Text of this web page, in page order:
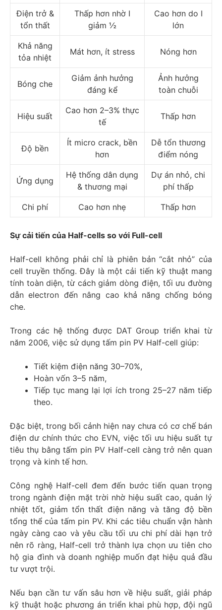
Điện trở &
tổn thất
Thấp hơn nhờ I
giảm ½
Cao hơn do I
lớn
Khả năng
tỏa nhiệt
Mát hơn, ít stress Nóng hơn
Bóng che
Giảm ảnh hưởng
đáng kể
Ảnh hưởng
toàn chuỗi
Hiệu suất
Cao hơn 2–3% thực
tế
Thấp hơn
Độ bền
Ít micro crack, bền
hơn
Dễ tổn thương
điểm nóng
Ứng dụng
Hệ thống dân dụng
& thương mại
Dự án nhỏ, chi
phí thấp
Chi phí Cao hơn nhẹ Thấp hơn
Sự cải tiến của Half-cells so với Full-cell
Half-cell không phải chỉ là phiên bản “cắt nhỏ” của
cell truyền thống. Đây là một cải tiến kỹ thuật mang
tính toàn diện, từ cách giảm dòng điện, tối ưu đường
dẫn electron đến nâng cao khả năng chống bóng
che.
Trong các hệ thống được DAT Group triển khai từ
năm 2006, việc sử dụng tấm pin PV Half-cell giúp:
Tiết kiệm điện năng 30–70%,
Hoàn vốn 3–5 năm,
Tiếp tục mang lại lợi ích trong 25–27 năm tiếp
theo.
Đặc biệt, trong bối cảnh hiện nay chưa có cơ chế bán
điện dư chính thức cho EVN, việc tối ưu hiệu suất tự
tiêu thụ bằng tấm pin PV Half-cell càng trở nên quan
trọng và kinh tế hơn.
Công nghệ Half-cell đem đến bước tiến quan trọng
trong ngành điện mặt trời nhờ hiệu suất cao, quản lý
nhiệt tốt, giảm tổn thất điện năng và tăng độ bền
tổng thể của tấm pin PV. Khi các tiêu chuẩn vận hành
ngày càng cao và yêu cầu tối ưu chi phí dài hạn trở
nên rõ ràng, Half-cell trở thành lựa chọn ưu tiên cho
hộ gia đình và doanh nghiệp muốn đạt hiệu quả đầu
tư vượt trội.
Nếu bạn cần tư vấn sâu hơn về hiệu suất, giải pháp
kỹ thuật hoặc phương án triển khai phù hợp, đội ngũ